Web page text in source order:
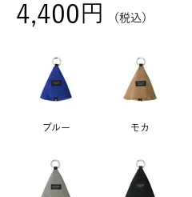
4,400 税込
ブルー モカ